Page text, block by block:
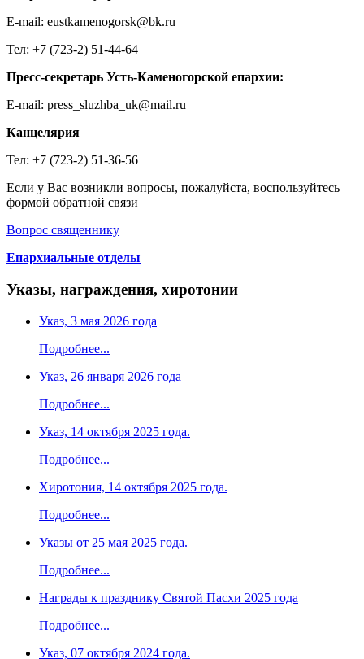
E-mail: eustkamenogorsk@bk.ru
Тел: +7 (723-2) 51-44-64
Пресс-секретарь Усть-Каменогорской епархии:
E-mail: press_sluzhba_uk@mail.ru
Канцелярия
Тел: +7 (723-2) 51-36-56
Если у Вас возникли вопросы, пожалуйста, воспользуйтесь
формой обратной связи
Вопрос священнику
Епархиальные отделы
Указы, награждения, хиротонии
Указ, 3 мая 2026 года
Подробнее...
Указ, 26 января 2026 года
Подробнее...
Указ, 14 октября 2025 года.
Подробнее...
Хиротония, 14 октября 2025 года.
Подробнее...
Указы от 25 мая 2025 года.
Подробнее...
Награды к празднику Святой Пасхи 2025 года
Подробнее...
Указ, 07 октября 2024 года.